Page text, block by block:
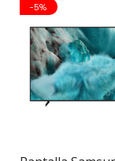
-5%